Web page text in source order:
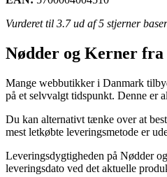
Vurderet til 3.7ud af 5 stjerner
Nødder og Kerner
Mange webbutikker i Danmark
på et selvvalgt tidspunkt. Denne er
Du kan alternativt tænke over at
mest letkøbte leveringsmetode er
Leveringsdygtigheden på Nødder
leveringsdato ved det aktuelle